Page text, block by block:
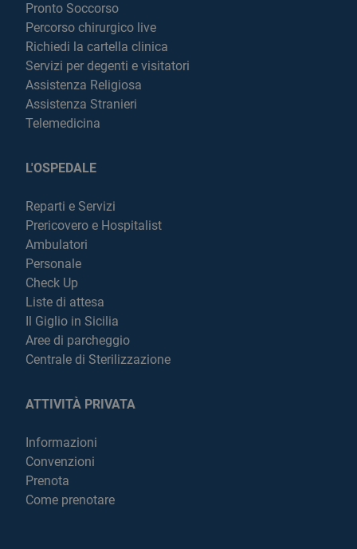
Pronto Soccorso
Percorso chirurgico live
Richiedi la cartella clinica
Servizi per degenti e visitatori
Assistenza Religiosa
Assistenza Stranieri
Telemedicina
L'OSPEDALE
Reparti e Servizi
Prericovero e Hospitalist
Ambulatori
Personale
Check Up
Liste di attesa
Il Giglio in Sicilia
Aree di parcheggio
Centrale di Sterilizzazione
ATTIVITÀ PRIVATA
Informazioni
Convenzioni
Prenota
Come prenotare